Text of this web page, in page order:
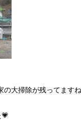
の大掃除が残ってます